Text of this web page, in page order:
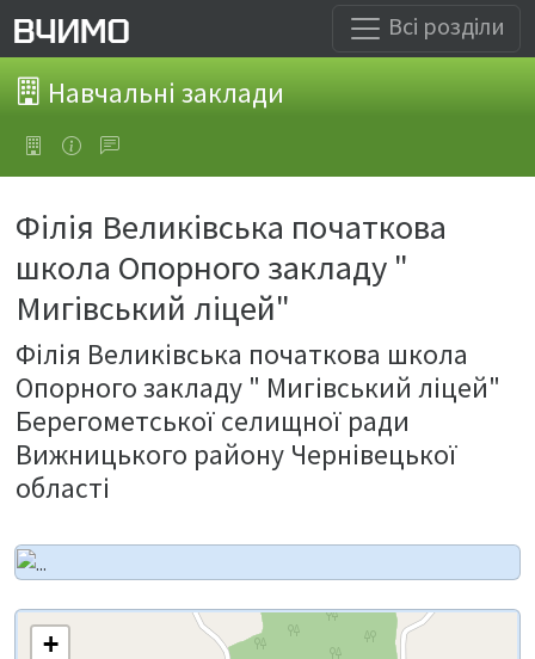
Всі розділи
Навчальні заклади
Філія Великівська початкова
школа Опорного закладу "
Мигівський ліцей"
Філія Великівська початкова школа
Опорного закладу " Мигівський ліцей"
Берегометської селищної ради
Вижницького району Чернівецької
області
+